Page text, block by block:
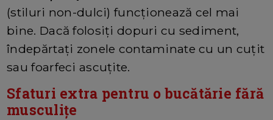
(stiluri non-dulci) funcționează cel mai
bine. Dacă folosiți dopuri cu sediment,
îndepărtați zonele contaminate cu un cuțit
sau foarfeci ascuțite.
Sfaturi extra pentru o bucătărie fără
musculițe